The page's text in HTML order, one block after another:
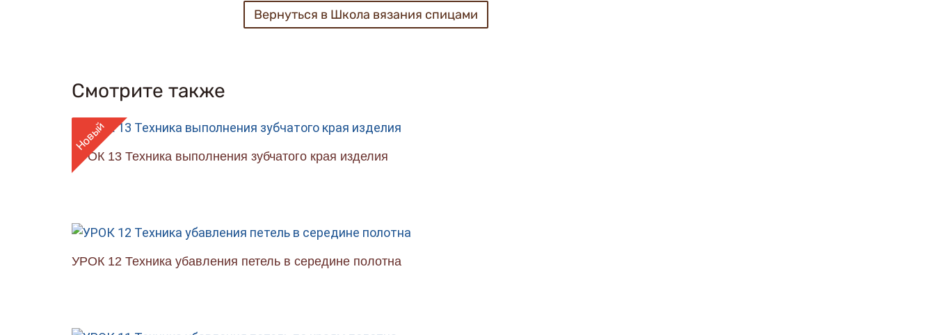
Вернуться в Школа вязания спицами
Смотрите также
Новый
УРОК 13 Техника выполнения зубчатого края изделия
УРОК 12 Техника убавления петель в середине полотна